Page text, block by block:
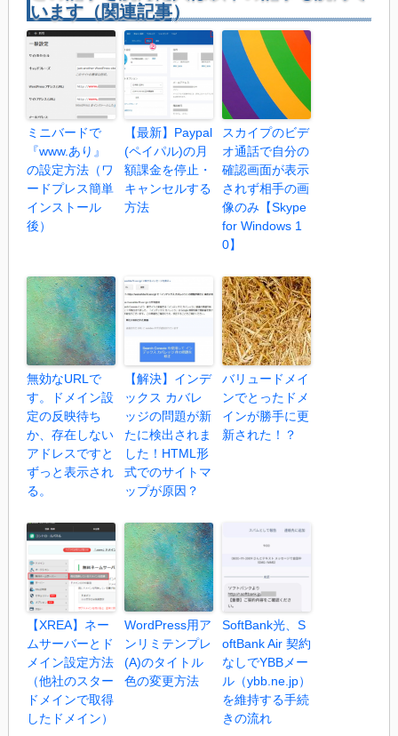
います（関連記事）
ミニバードで
『www.あり』
の設定方法（ワ
ードプレス簡単
インストール
後）
【最新】Paypal
(ペイパル)の月
額課金を停止・
キャンセルする
方法
スカイプのビデ
オ通話で自分の
確認画面が表示
されず相手の画
像のみ【Skype
for Windows 1
0】
無効なURLで
す。ドメイン設
定の反映待ち
か、存在しない
アドレスですと
ずっと表示され
る。
【解決】インデ
ックス カバレ
ッジの問題が新
たに検出されま
した！HTML形
式でのサイトマ
ップが原因？
バリュードメイ
ンでとったドメ
インが勝手に更
新された！？
【XREA】ネー
ムサーバーとド
メイン設定方法
（他社のスター
ドメインで取得
したドメイン）
WordPress用ア
ンリミテンプレ
(A)のタイトル
色の変更方法
SoftBank光、S
oftBank Air 契約
なしでYBBメー
ル（ybb.ne.jp）
を維持する手続
きの流れ